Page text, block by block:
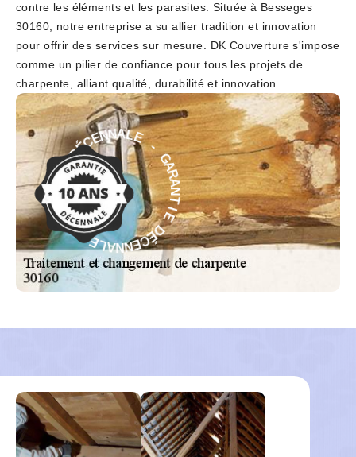
contre les éléments et les parasites. Située à Besseges
30160, notre entreprise a su allier tradition et innovation
pour offrir des services sur mesure. DK Couverture s'impose
comme un pilier de confiance pour tous les projets de
charpente, alliant qualité, durabilité et innovation.
G
A
R
A
N
T
I
E
D
É
C
E
N
NALE - GA
RA
N
T
I
E
D
É
C
E
N
N
A
L
E
-